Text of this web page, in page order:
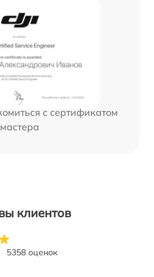
с сертификатом
мастера
клиентов
5358 оценок